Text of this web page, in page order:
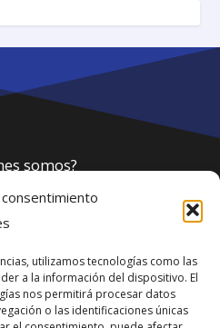
utilizamos tecnologías como las
a la información del dispositivo. El
nos permitirá procesar datos
o las identificaciones únicas
somos?
privacidad